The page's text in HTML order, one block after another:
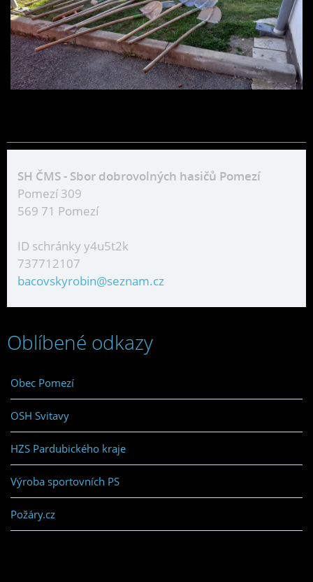
SH ČMS - Sbor dobrovolných hasičů Pomezí
Pomezí 309
569 71 Pomezí
ID schránky y4u5t2k
737712107
bacovskyrobin@seznam.cz
Oblíbené odkazy
Obec Pomezí
OSH Svitavy
HZS Pardubického kraje
Výroba sportovních PS
Požáry.cz